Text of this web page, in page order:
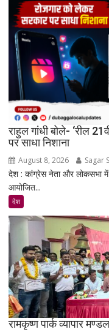
राहुल गांधी बोले- ‘रील
पर साधा निशाना
August 8, 2026 Sagar
देश : कांग्रेस नेता और लोकसभा में
आयोजित...
देश
रामकृष्ण पार्क व्यापार